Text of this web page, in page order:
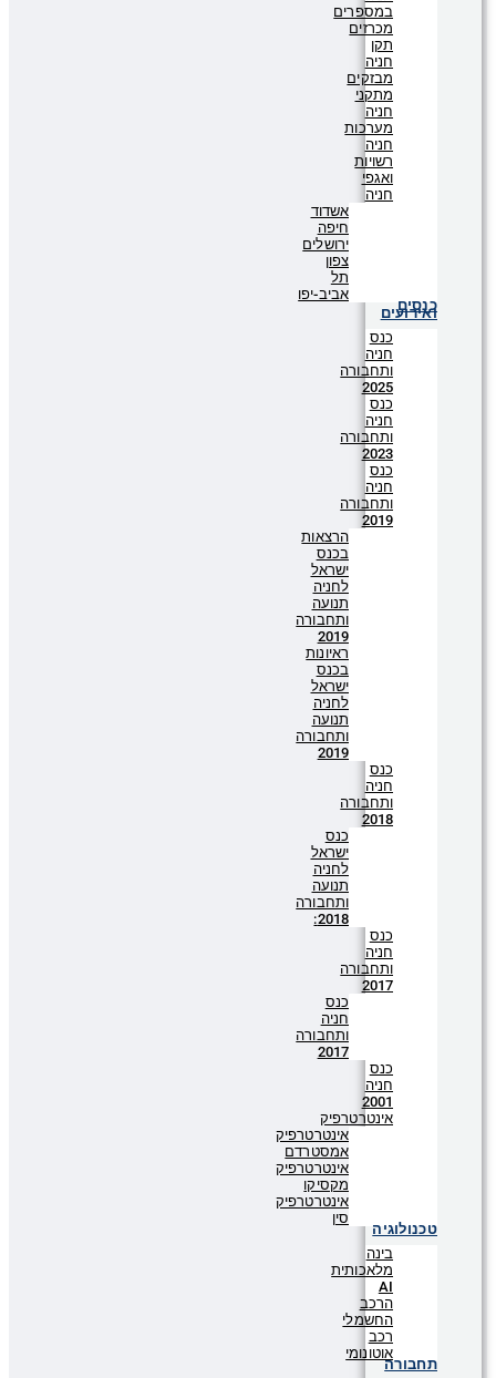
במספרים
מכרזים
תקן
חניה
מבזקים
מתקני
חניה
מערכות
חניה
רשויות
ואגפי
חניה
אשדוד
חיפה
ירושלים
צפון
תל
אביב-יפו
כנסים
ואירועים
כנס
חניה
ותחבורה
2025
כנס
חניה
ותחבורה
2023
כנס
חניה
ותחבורה
2019
הרצאות
בכנס
ישראל
לחניה
תנועה
ותחבורה
2019
ראיונות
בכנס
ישראל
לחניה
תנועה
ותחבורה
2019
כנס
חניה
ותחבורה
2018
כנס
ישראל
לחניה
תנועה
ותחבורה
2018:
כנס
חניה
ותחבורה
2017
כנס
חניה
ותחבורה
2017
כנס
חניה
2001
אינטרטרפיק
אינטרטרפיק
אמסטרדם
אינטרטרפיק
מקסיקו
אינטרטרפיק
סין
טכנולוגיה
בינה
מלאכותית
AI
הרכב
החשמלי
רכב
אוטונומי
תחבורה